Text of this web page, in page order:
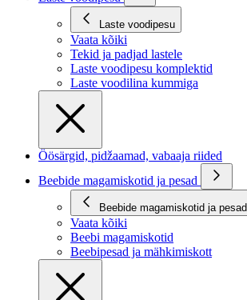
Laste voodipesu
Vaata kõiki
Tekid ja padjad lastele
Laste voodipesu komplektid
Laste voodilina kummiga
Öösärgid, pidžaamad, vabaaja riided
Beebide magamiskotid ja pesad
Beebide magamiskotid ja pesad
Vaata kõiki
Beebi magamiskotid
Beebipesad ja mähkimiskott